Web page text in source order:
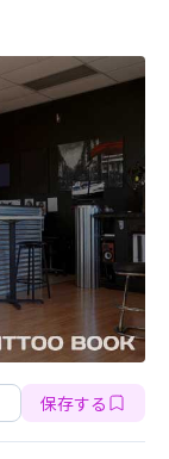
保存する